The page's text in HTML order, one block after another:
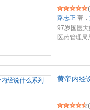
(
路志正 著，
97岁国医
医药管理
黄帝内经
(